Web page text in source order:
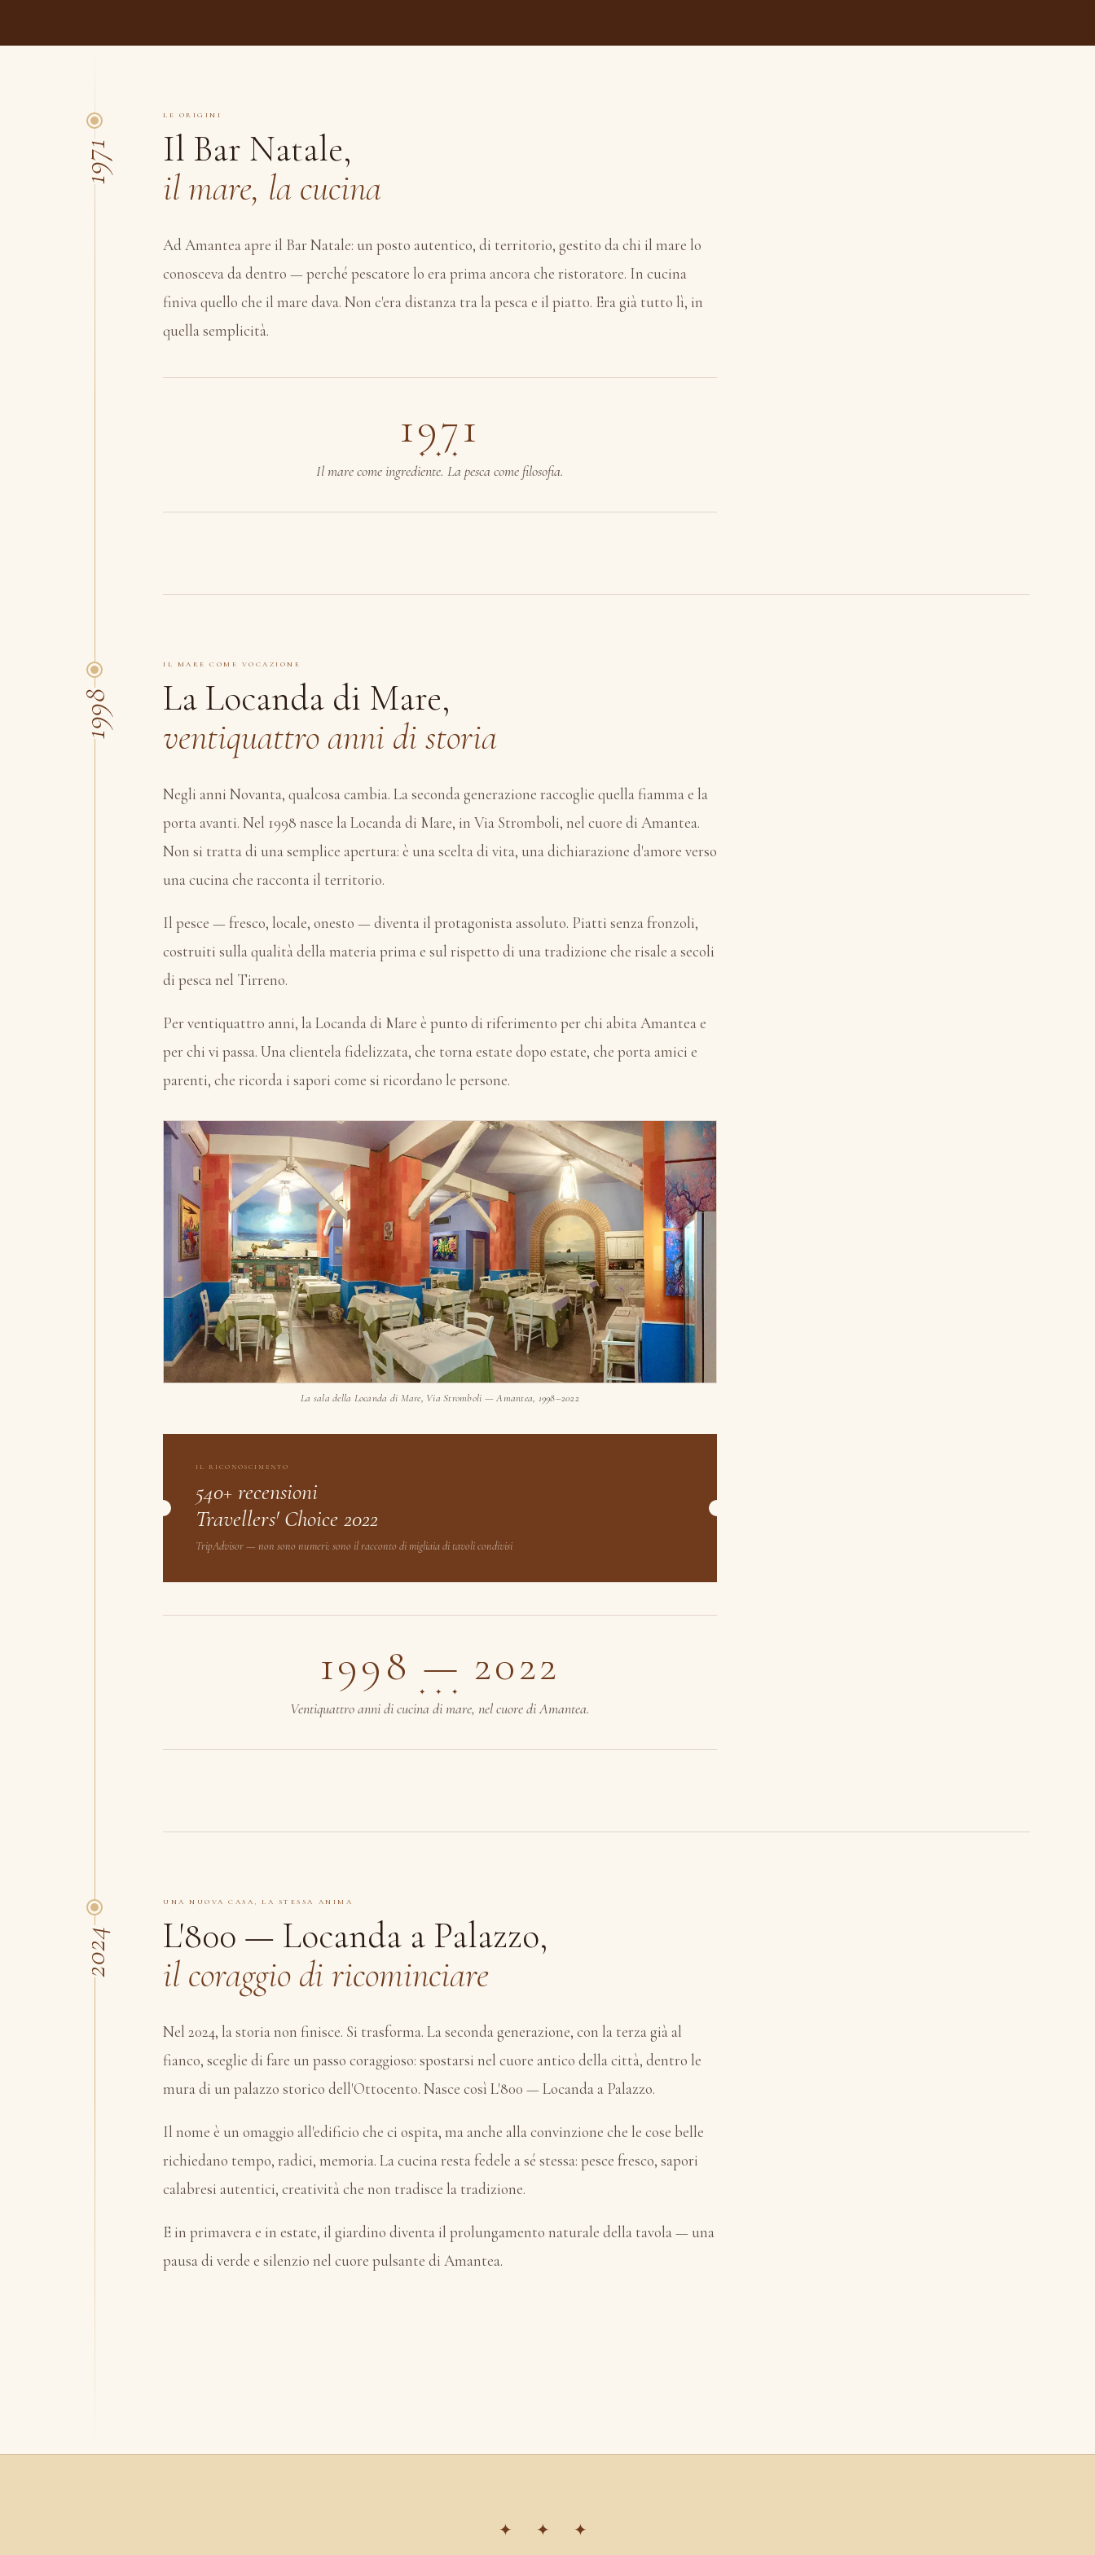
1971
LE ORIGINI
Il Bar Natale,
il mare, la cucina
Ad Amantea apre il Bar Natale: un posto autentico, di territorio, gestito da chi il mare lo
conosceva da dentro — perché pescatore lo era prima ancora che ristoratore. In cucina
finiva quello che il mare dava. Non c'era distanza tra la pesca e il piatto. Era già tutto lì, in
quella semplicità.
1971
✦ ✦ ✦
Il mare come ingrediente. La pesca come filosofia.
1998
IL MARE COME VOCAZIONE
La Locanda di Mare,
ventiquattro anni di storia
Negli anni Novanta, qualcosa cambia. La seconda generazione raccoglie quella fiamma e la
porta avanti. Nel 1998 nasce la Locanda di Mare, in Via Stromboli, nel cuore di Amantea.
Non si tratta di una semplice apertura: è una scelta di vita, una dichiarazione d'amore verso
una cucina che racconta il territorio.
Il pesce — fresco, locale, onesto — diventa il protagonista assoluto. Piatti senza fronzoli,
costruiti sulla qualità della materia prima e sul rispetto di una tradizione che risale a secoli
di pesca nel Tirreno.
Per ventiquattro anni, la Locanda di Mare è punto di riferimento per chi abita Amantea e
per chi vi passa. Una clientela fidelizzata, che torna estate dopo estate, che porta amici e
parenti, che ricorda i sapori come si ricordano le persone.
La sala della Locanda di Mare, Via Stromboli — Amantea, 1998–2022
IL RICONOSCIMENTO
540+ recensioni
Travellers' Choice 2022
TripAdvisor — non sono numeri: sono il racconto di migliaia di tavoli condivisi
1998 — 2022
✦ ✦ ✦
Ventiquattro anni di cucina di mare, nel cuore di Amantea.
2024
UNA NUOVA CASA, LA STESSA ANIMA
L'800 — Locanda a Palazzo,
il coraggio di ricominciare
Nel 2024, la storia non finisce. Si trasforma. La seconda generazione, con la terza già al
fianco, sceglie di fare un passo coraggioso: spostarsi nel cuore antico della città, dentro le
mura di un palazzo storico dell'Ottocento. Nasce così L'800 — Locanda a Palazzo.
Il nome è un omaggio all'edificio che ci ospita, ma anche alla convinzione che le cose belle
richiedano tempo, radici, memoria. La cucina resta fedele a sé stessa: pesce fresco, sapori
calabresi autentici, creatività che non tradisce la tradizione.
E in primavera e in estate, il giardino diventa il prolungamento naturale della tavola — una
pausa di verde e silenzio nel cuore pulsante di Amantea.
✦ ✦ ✦